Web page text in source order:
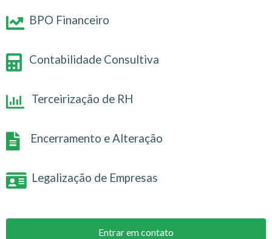
BPO Financeiro
Contabilidade Consultiva
Terceirização de RH
Encerramento e Alteração
Legalização de Empresas
Entrar em contato